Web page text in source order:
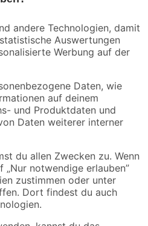
ansprechenden Finish erfüllt
Fehlt dir das noch für
Clou das Richtige für dein
in einem schlichten Farbton.
für eine Fläche von 9 m²
Hinweise zu deinem Projekt
b/eigenmarke/farben/